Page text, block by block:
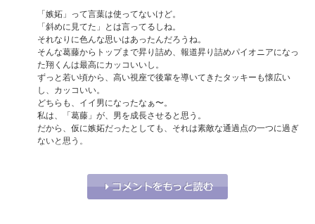
「嫉妬」って言葉は使ってないけど。
「斜めに見てた」とは言ってるしね。
それなりに色んな思いはあったんだろうね。
そんな葛藤からトップまで昇り詰め、報道昇り詰めパイオニアになっ
た翔くんは最高にカッコいいし。
ずっと若い頃から、高い視座で後輩を導いてきたタッキーも懐広い
し、カッコいい。
どちらも、イイ男になったなぁ〜。
私は、「葛藤」が、男を成長させると思う。
だから、仮に嫉妬だったとしても、それは素敵な通過点の一つに過ぎ
ないと思う。
33 うーん… 2